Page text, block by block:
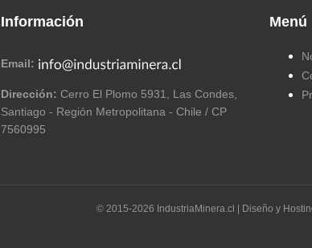
Información
Email:
Dirección: Cerro El Plomo 5931, Las Condes,
Santiago - Región Metropolitana - Chile / CP
7560995
Menú
© 2015-2026 IndustriaMinera.cl | Diseño y